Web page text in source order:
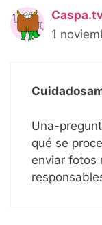
1
Una-
qué se
enviar fotos